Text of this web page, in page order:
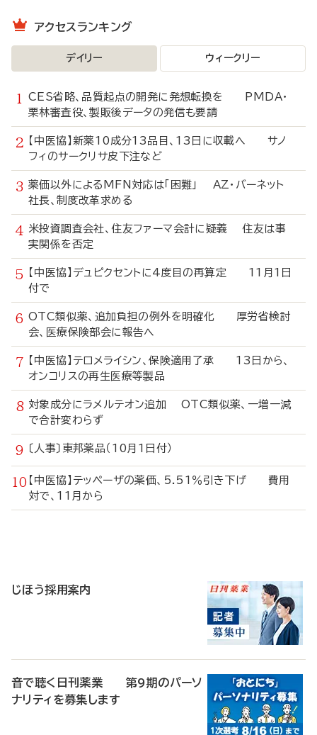
アクセスランキング
デイリー ウィークリー
CES省略、品質起点の開発に発想転換を PMDA・
栗林審査役、製販後データの発信も要請
【中医協】新薬10成分13品目、13日に収載へ サノ
フィのサークリサ皮下注など
薬価以外によるMFN対応は「困難」 AZ・バーネット
社長、制度改革求める
米投資調査会社、住友ファーマ会計に疑義 住友は事
実関係を否定
【中医協】デュピクセントに4度目の再算定 11月1日
付で
OTC類似薬、追加負担の例外を明確化 厚労省検討
会、医療保険部会に報告へ
【中医協】テロメライシン、保険適用了承 13日から、
オンコリスの再生医療等製品
対象成分にラメルテオン追加 OTC類似薬、一増一減
で合計変わらず
〔人事〕東邦薬品（10月1日付）
【中医協】テッペーザの薬価、5.51％引き下げ 費用
対で、11月から
じほう採用案内
音で聴く日刊薬業 第9期のパーソ
ナリティを募集します